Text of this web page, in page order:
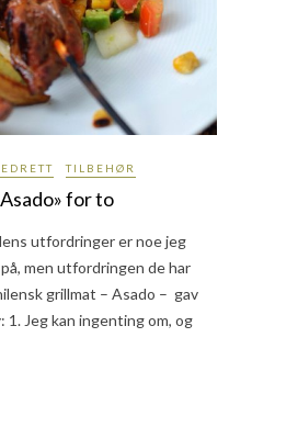
TILBEHØR
for to
utfordringer er noe jeg
men utfordringen de har
grillmat – Asado – gav
Jeg kan ingenting om, og